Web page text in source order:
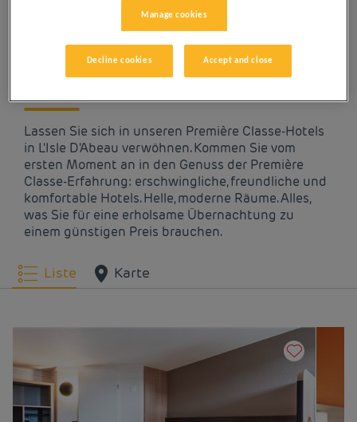
UNSERE HOTELS IN
L'ISLE D'ABEAU ZU
GÜNSTIGEN PREISEN
Lassen Sie sich in unseren Première Classe-Hotels
in L'Isle D'Abeau verwöhnen. Kommen Sie vom
ersten Moment an in den Genuss der Première
Classe-Erfahrung: erschwingliche, freundliche und
komfortable Hotels. Helle, moderne Räume. Alles,
was Sie für eine erholsame Übernachtung zu
einem günstigen Preis brauchen.
Liste Karte
Manage cookies
Decline cookies Accept and close